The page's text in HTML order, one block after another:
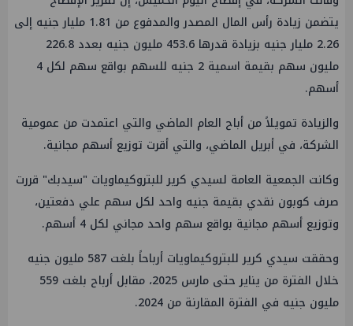
يتضمن زيادة رأس المال المصدر والمدفوع من 1.81 مليار جنيه إلى
2.26 مليار جنيه بزيادة قدرها 453.6 مليون جنيه بعدد 226.8
مليون سهم بقيمة اسمية 2 جنيه للسهم بواقع سهم لكل 4
أسهم.
والزيادة تمويلاً من أباح العام الماضي والتي اعتمدت من عمومية
الشركة، في أبريل الماضي، والتي أقرت توزيع أسهم مجانية.
وكانت الجمعية العامة لسيدي كرير للبتروكيماويات "سيدبك" قررت
صرف كوبون نقدي بقيمة جنيه واحد لكل سهم علي دفعتين،
وتوزيع أسهم مجانية بواقع سهم واحد مجاني لكل 4 أسهم.
وحققت سيدي كرير للبتروكيماويات أرباحاً بلغت 587 مليون جنيه
خلال الفترة من يناير حتى مارس 2025، مقابل أرباح بلغت 559
مليون جنيه في الفترة المقارنة من 2024.